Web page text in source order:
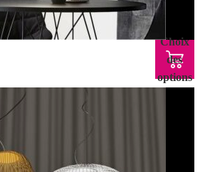
Choix
des
options